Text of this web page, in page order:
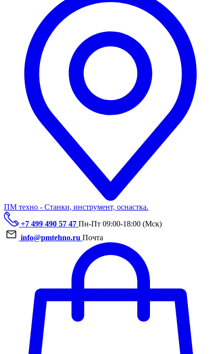
ПМ техно - Станки, инструмент, оснастка.
+7 499 490 57 47 Пн-Пт 09:00-18:00 (Мск)
info@pmtehno.ru Почта